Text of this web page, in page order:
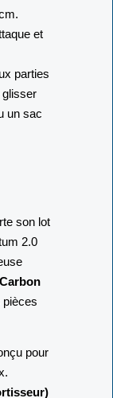
et
parties
glisser
un sac
son lot
2.0
pièces
pour